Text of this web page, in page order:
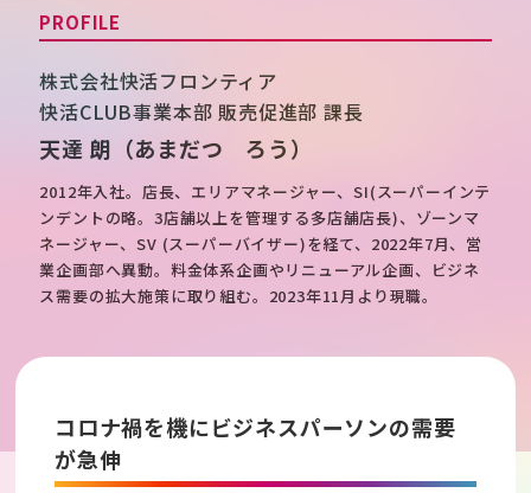
PROFILE
株式会社快活フロンティア
快活CLUB事業本部 販売促進部 課長
天達 朗 （あまだつ ろう）
2012年入社。店長、エリアマネージャー、SI(スーパーインテ
ンデントの略。3店舗以上を管理する多店舗店長)、ゾーンマ
ネージャー、SV (スーパーバイザー)を経て、2022年7月、営
業企画部へ異動。料金体系企画やリニューアル企画、ビジネ
ス需要の拡大施策に取り組む。2023年11月より現職。
コロナ禍を機にビジネスパーソンの需要
が急伸